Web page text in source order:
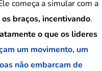
começa a simular com a
braços, incentivando.
o que os lideres
um movimento, um
não embarcam de